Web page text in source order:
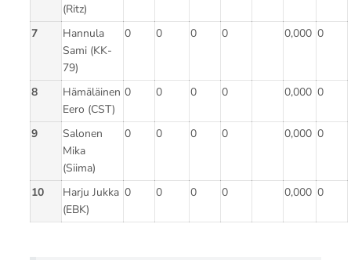
(Ritz)
7
Hannula
Sami (KK-
79)
0 0 0 0 0,000 0
8
Hämäläinen
Eero (CST)
0 0 0 0 0,000 0
9
Salonen
Mika
(Siima)
0 0 0 0 0,000 0
10
Harju Jukka
(EBK)
0 0 0 0 0,000 0